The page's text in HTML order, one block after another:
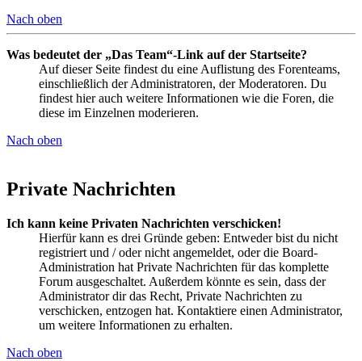
Nach oben
Was bedeutet der „Das Team“-Link auf der Startseite?
Auf dieser Seite findest du eine Auflistung des Forenteams,
einschließlich der Administratoren, der Moderatoren. Du
findest hier auch weitere Informationen wie die Foren, die
diese im Einzelnen moderieren.
Nach oben
Private Nachrichten
Ich kann keine Privaten Nachrichten verschicken!
Hierfür kann es drei Gründe geben: Entweder bist du nicht
registriert und / oder nicht angemeldet, oder die Board-
Administration hat Private Nachrichten für das komplette
Forum ausgeschaltet. Außerdem könnte es sein, dass der
Administrator dir das Recht, Private Nachrichten zu
verschicken, entzogen hat. Kontaktiere einen Administrator,
um weitere Informationen zu erhalten.
Nach oben